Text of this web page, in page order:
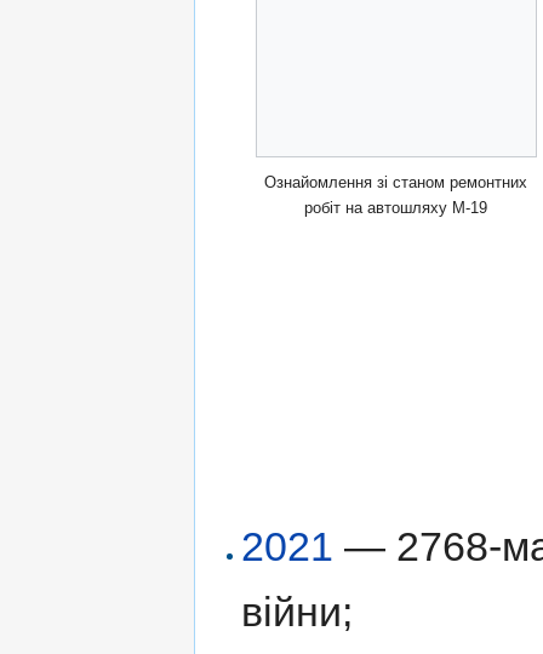
Ознайомлення зі станом ремонтних
робіт на автошляху М-19
2021 — 2768-ма
війни;